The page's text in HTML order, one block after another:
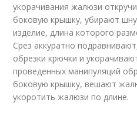
укорачивания жалюзи
боковую крышку, убирают
изделие, длина которого
Срез аккуратно
обрезки крючки и
проведенных манипуляций
боковую крышку, вешают
укоротить жалюзи по длине.